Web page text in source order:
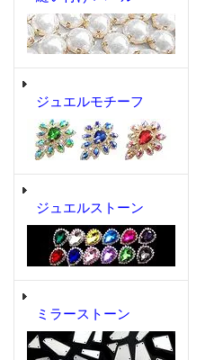
ジュエルモチーフ
ジュエルストーン
ミラーストーン